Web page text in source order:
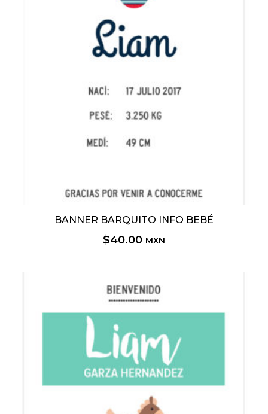
Invitación Gender Reveal
Kit Maternidad Hospital 2
BANNER BARQUITO INFO BEBÉ
$40.00 MXN